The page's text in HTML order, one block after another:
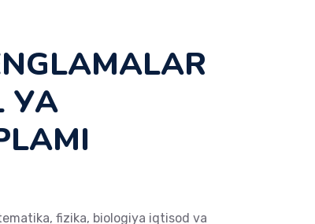
УА
fizika, biologiya iqtisod va